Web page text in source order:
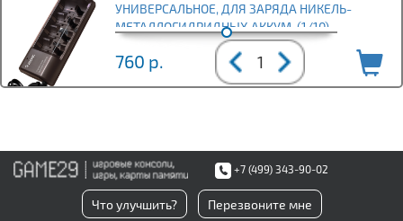
УНИВЕРСАЛЬНОЕ, ДЛЯ ЗАРЯДА НИКЕЛЬ-
МЕТАЛЛОГИДРИДНЫХ АККУМ. (1/10)
760 р.
+7 (499) 343-90-02
Что улучшить? Перезвоните мне